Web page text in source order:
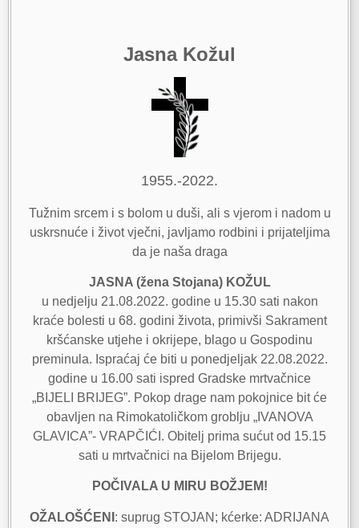
Jasna Kožul
1955.-2022.
Tužnim srcem i s bolom u duši, ali s vjerom i nadom u
uskrsnuće i život vječni, javljamo rodbini i prijateljima
da je naša draga
JASNA (žena Stojana) KOŽUL
u nedjelju 21.08.2022. godine u 15.30 sati nakon
kraće bolesti u 68. godini života, primivši Sakrament
kršćanske utjehe i okrijepe, blago u Gospodinu
preminula. Ispraćaj će biti u ponedjeljak 22.08.2022.
godine u 16.00 sati ispred Gradske mrtvačnice
„BIJELI BRIJEG”. Pokop drage nam pokojnice bit će
obavljen na Rimokatoličkom groblju „IVANOVA
GLAVICA”- VRAPČIĆI. Obitelj prima sućut od 15.15
sati u mrtvačnici na Bijelom Brijegu.
POČIVALA U MIRU BOŽJEM!
OŽALOŠĆENI : suprug STOJAN; kćerke: ADRIJANA